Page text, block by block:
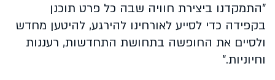
"התמקדנו ביצירת חוויה שבה כל פרט תוכנן
בקפידה כדי לסייע לאורחינו להירגע, להיטען מחדש
ולסיים את החופשה בתחושת התחדשות, רעננות
וחיוניות."